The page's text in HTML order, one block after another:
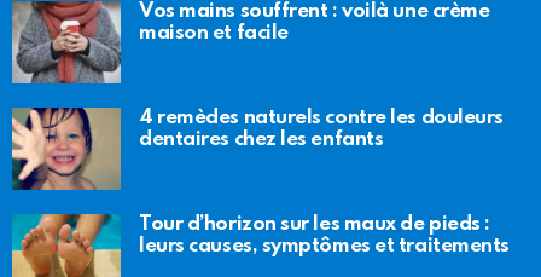
Vos mains souffrent : voilà une crème
maison et facile
4 remèdes naturels contre les douleurs
dentaires chez les enfants
Tour d’horizon sur les maux de pieds :
leurs causes, symptômes et traitements